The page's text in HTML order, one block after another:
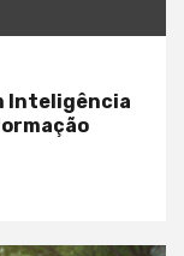
Inteligência